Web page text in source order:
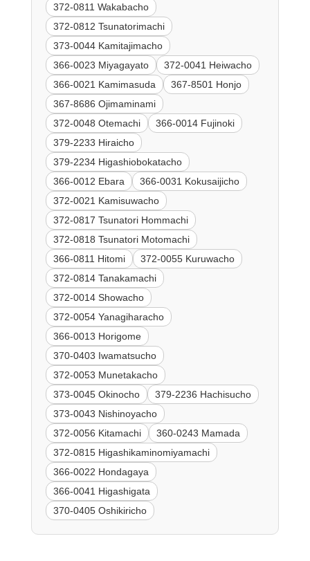
372-0811 Wakabacho
372-0812 Tsunatorimachi
373-0044 Kamitajimacho
366-0023 Miyagayato
372-0041 Heiwacho
366-0021 Kamimasuda
367-8501 Honjo
367-8686 Ojimaminami
372-0048 Otemachi
366-0014 Fujinoki
379-2233 Hiraicho
379-2234 Higashiobokatacho
366-0012 Ebara
366-0031 Kokusaijicho
372-0021 Kamisuwacho
372-0817 Tsunatori Hommachi
372-0818 Tsunatori Motomachi
366-0811 Hitomi
372-0055 Kuruwacho
372-0814 Tanakamachi
372-0014 Showacho
372-0054 Yanagiharacho
366-0013 Horigome
370-0403 Iwamatsucho
372-0053 Munetakacho
373-0045 Okinocho
379-2236 Hachisucho
373-0043 Nishinoyacho
372-0056 Kitamachi
360-0243 Mamada
372-0815 Higashikaminomiyamachi
366-0022 Hondagaya
366-0041 Higashigata
370-0405 Oshikiricho